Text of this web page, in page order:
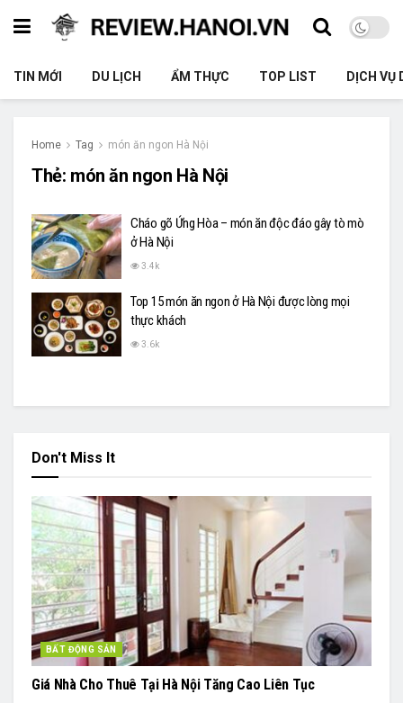
TIN MỚI DU LỊCH ẨM THỰC TOP LIST DỊCH VỤ
Home Tag món ăn ngon Hà Nội
Thẻ: món ăn ngon Hà Nội
Cháo gõ Ứng Hòa – món ăn độc đáo gây tò mò
ở Hà Nội
3.4k
Top 15 món ăn ngon ở Hà Nội được lòng mọi
thực khách
3.6k
Don't Miss It
BẤT ĐỘNG SẢN
Giá Nhà Cho Thuê Tại Hà Nội Tăng Cao Liên Tục